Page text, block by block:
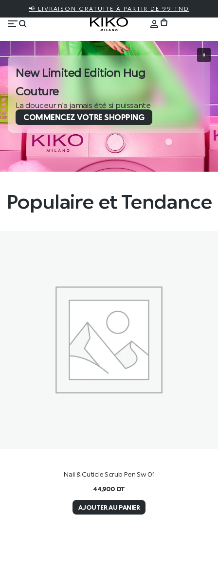
📢 LIVRAISON GRATUITE À PARTIR DE 99 TND
New Limited Edition Hug
Couture
La douceur n’a jamais été si puissante
COMMENCEZ VOTRE SHOPPING
Populaire et Tendance
Nail & Cuticle Scrub Pen Sw 01
44,900 DT
AJOUTER AU PANIER